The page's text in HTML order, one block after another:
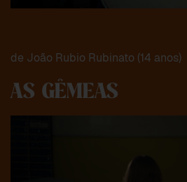
de João Rubio Rubinato (14 anos)
AS GÊMEAS